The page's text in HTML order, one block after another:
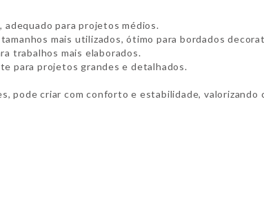
adequado para projetos médios.
tamanhos mais utilizados, ótimo para bordados
trabalhos mais elaborados.
para projetos grandes e detalhados.
pode criar com conforto e estabilidade, valorizando